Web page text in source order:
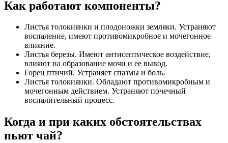
Как работают компоненты?
Листья толокнянки и плодоножки земляки. Устраняют
воспаление, имеют противомикробное и мочегонное
влияние.
Листья березы. Имеют антисептическое воздействие,
влияют на образование мочи и ее вывод.
Горец птичий. Устраняет спазмы и боль.
Листья толокнянки. Обладают противомикробным и
мочегонным действием. Устраняют почечный
воспалительный процесс.
Когда и при каких обстоятельствах
пьют чай?